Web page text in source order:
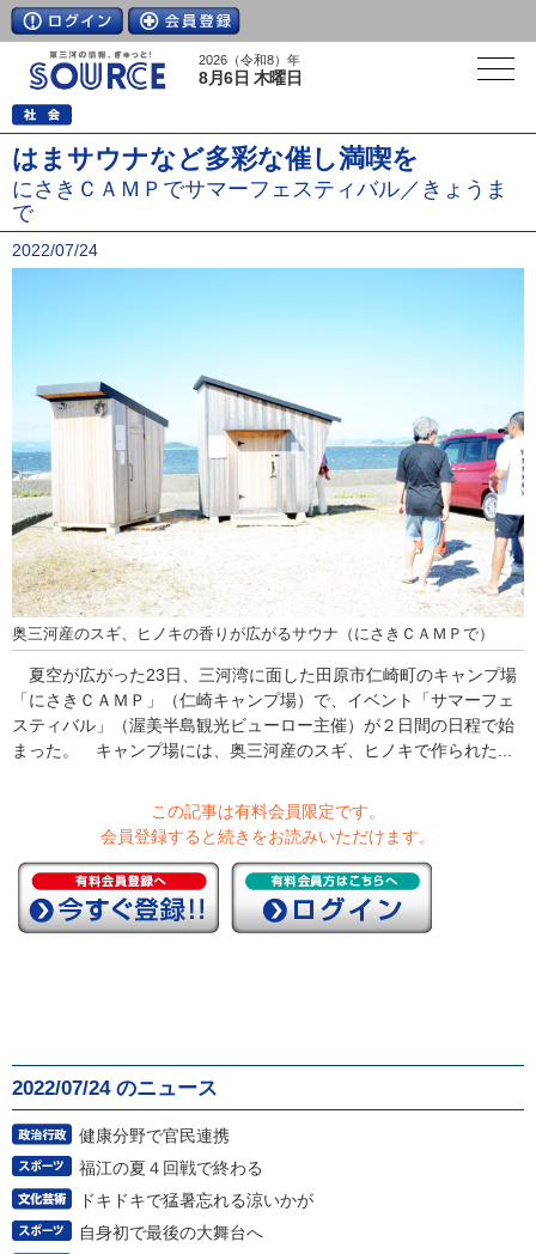
2026（令和8）年
8月6日 木曜日
はまサウナなど多彩な催し満喫を
にさきＣＡＭＰでサマーフェスティバル／きょうま
で
2022/07/24
奥三河産のスギ、ヒノキの香りが広がるサウナ（にさきＣＡＭＰで）
夏空が広がった23日、三河湾に面した田原市仁崎町のキャンプ場
「にさきＣＡＭＰ」（仁崎キャンプ場）で、イベント「サマーフェ
スティバル」（渥美半島観光ビューロー主催）が２日間の日程で始
まった。 キャンプ場には、奥三河産のスギ、ヒノキで作られた...
この記事は有料会員限定です。
会員登録すると続きをお読みいただけます。
2022/07/24 のニュース
健康分野で官民連携
福江の夏４回戦で終わる
ドキドキで猛暑忘れる涼いかが
自身初で最後の大舞台へ